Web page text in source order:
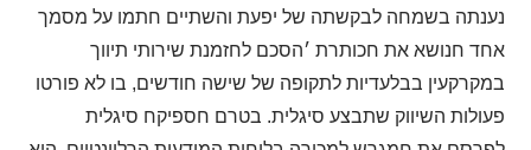
נענתה בשמחה לבקשתה של יפעת והשתיים חתמו על מסמך
אחד חנושא את חכותרת ׳הסכם לחזמנת שירותי תיווך
במקרקעין בבלעדיות לתקופה של שישה חודשים, בו לא פורטו
פעולות השיווק שתבצע סיגלית. בטרם חספיקח סיגלית